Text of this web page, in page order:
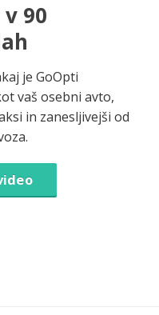
90
je GoOpti
vaš osebni avto,
in zanesljivejši od